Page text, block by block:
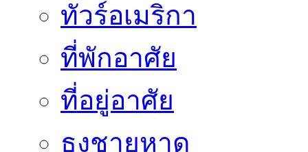
ทัวร์อเมริกา
ที่พักอาศัย
ที่อยู่อาศัย
ธงชายหาด